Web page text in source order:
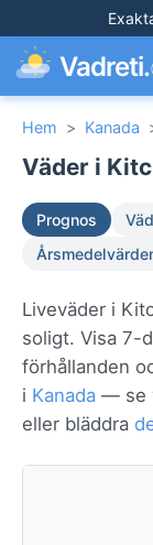
Vadreti.
Hem > Kanada
Väder i
Prognos
Liveväder i
soligt. Visa 7-
förhållanden
i Kanada — se
eller bläddra